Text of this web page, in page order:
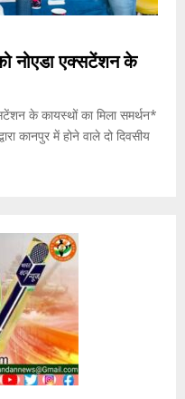
नोएडा एक्सटेंशन के
के कायस्थों का मिला समर्थन*
कानपुर में होने वाले दो दिवसीय